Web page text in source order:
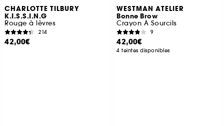
CHARLOTTE TILBURY
K.I.S.S.I.N.G
Rouge à lèvres
214
42,00€
WESTMAN ATELIER
Bonne Brow
Crayon À Sourcils
9
42,00€
4 teintes disponibles